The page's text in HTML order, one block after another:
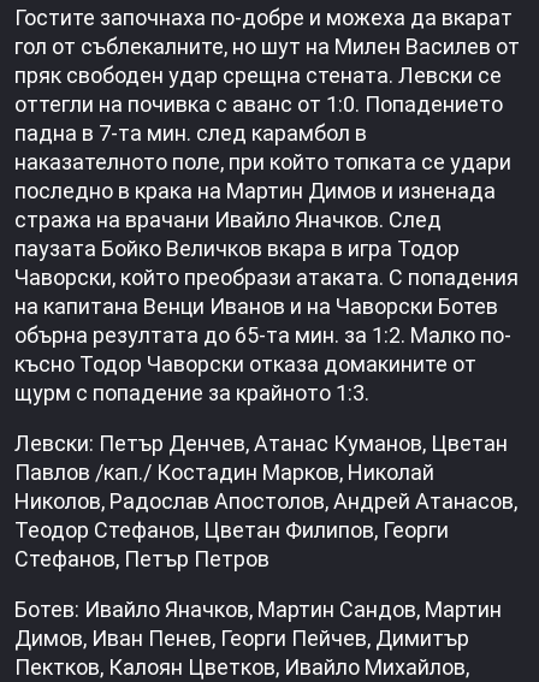
Гостите започнаха по-добре и можеха да вкарат
гол от съблекалните, но шут на Милен Василев от
пряк свободен удар срещна стената. Левски се
оттегли на почивка с аванс от 1:0. Попадението
падна в 7-та мин. след карамбол в
наказателното поле, при който топката се удари
последно в крака на Мартин Димов и изненада
стража на врачани Ивайло Яначков. След
паузата Бойко Величков вкара в игра Тодор
Чаворски, който преобрази атаката. С попадения
на капитана Венци Иванов и на Чаворски Ботев
обърна резултата до 65-та мин. за 1:2. Малко по-
късно Тодор Чаворски отказа домакините от
щурм с попадение за крайното 1:3.
Левски: Петър Денчев, Атанас Куманов, Цветан
Павлов /кап./ Костадин Марков, Николай
Николов, Радослав Апостолов, Андрей Атанасов,
Теодор Стефанов, Цветан Филипов, Георги
Стефанов, Петър Петров
Ботев: Ивайло Яначков, Мартин Сандов, Мартин
Димов, Иван Пенев, Георги Пейчев, Димитър
Пектков, Калоян Цветков, Ивайло Михайлов,